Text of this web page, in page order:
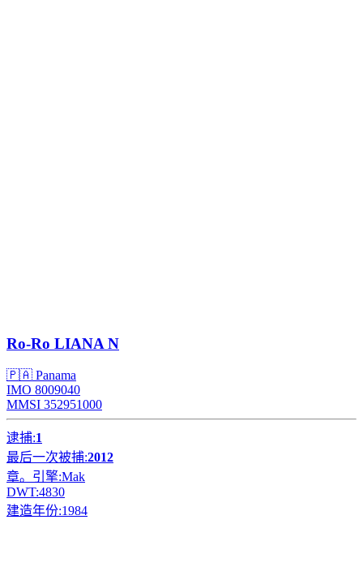
Ro-Ro LIANA N
🇵🇦 Panama
IMO 8009040
MMSI 352951000
逮捕:1
最后一次被捕:2012
章。引擎:Mak
DWT:4830
建造年份:1984